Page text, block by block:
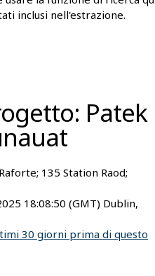
inclusi nell'estrazione.
Patek
Raforte; 135 Station Raod;
18:08:50 (GMT) Dublin,
30 giorni prima di questo